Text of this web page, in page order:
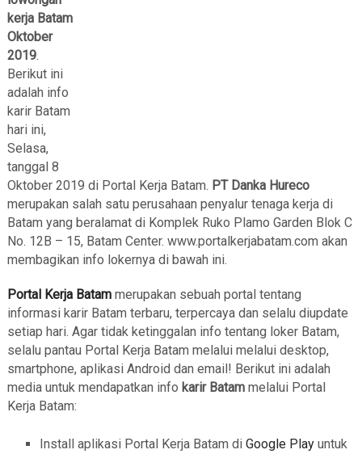
kerja Batam
Oktober
2019.
Berikut ini
adalah info
karir Batam
hari ini,
Selasa,
tanggal 8
Oktober 2019 di Portal Kerja Batam. PT Danka Hureco
merupakan salah satu perusahaan penyalur tenaga kerja di
Batam yang beralamat di Komplek Ruko Plamo Garden Blok C
No. 12B – 15, Batam Center. www.portalkerjabatam.com akan
membagikan info lokernya di bawah ini.
Portal Kerja Batammerupakan sebuah portal tentang
informasi karir Batam terbaru, terpercaya dan selalu diupdate
setiap hari. Agar tidak ketinggalan info tentang loker Batam,
selalu pantau Portal Kerja Batam melalui melalui desktop,
smartphone, aplikasi Android dan email! Berikut ini adalah
media untuk mendapatkan info karir Batammelalui Portal
Kerja Batam:
Install aplikasi Portal Kerja Batam di Google Playuntuk